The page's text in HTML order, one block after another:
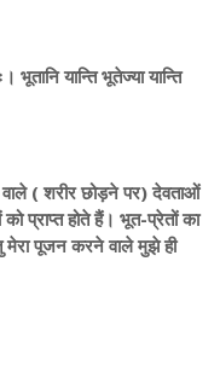
भूतानि यान्ति भूतेज्या यान्ति
( शरीर छोड़ने पर) देवताओं
प्राप्त होते हैं। भूत-प्रेतों का
मेरा पूजन करने वाले मुझे ही